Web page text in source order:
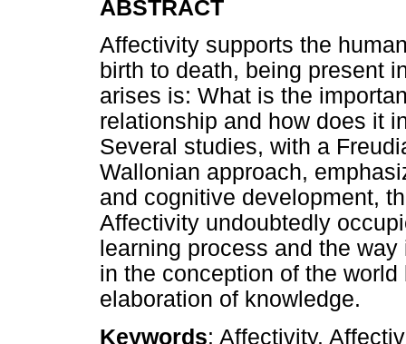
ABSTRACT
Affectivity supports the
birth to death, being present
arises is: What is the
relationship and how does it
Several studies, with a
Wallonian approach,
and cognitive development,
Affectivity undoubtedly
learning process and the
in the conception of the
elaboration of knowledge.
Keywords: Affectivity.